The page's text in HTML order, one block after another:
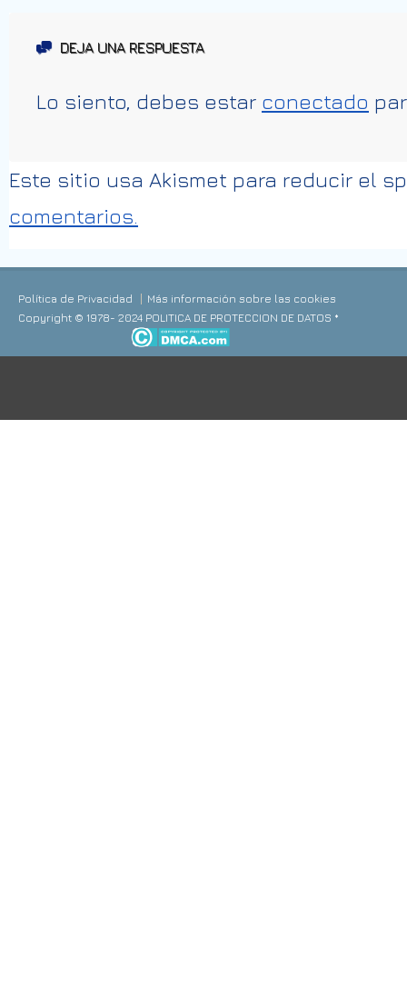
DEJA UNA RESPUESTA
Lo siento, debes estar conectado
Este sitio usa Akismet para reducir el
comentarios.
Política de Privacidad
Más información sobre las cookies
Copyright © 1978- 2024 POLITICA DE PROTECCION DE DATOS *